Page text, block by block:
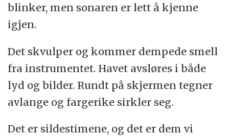
blinker, men sonaren er lett å kjenne
igjen.
Det skvulper og kommer dempede smell
fra instrumentet. Havet avsløres i både
lyd og bilder. Rundt på skjermen tegner
avlange og fargerike sirkler seg.
Det er sildestimene, og det er dem vi